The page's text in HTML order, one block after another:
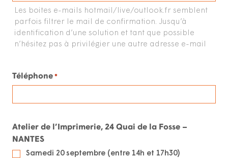
Les boites e-mails hotmail/live/outlook.fr semblent
parfois filtrer le mail de confirmation. Jusqu’à
identification d’une solution et tant que possible
n’hésitez pas à privilégier une autre adresse e-mail
Téléphone*
Atelier de l’Imprimerie, 24 Quai de la Fosse –
NANTES
Samedi 20 septembre (entre 14h et 17h30)